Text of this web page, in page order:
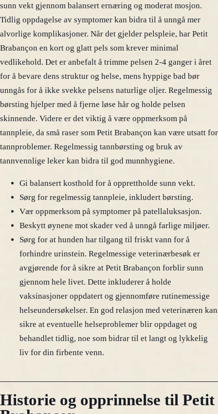
sunn vekt gjennom balansert ernæring og moderat mosjon.
Tidlig oppdagelse av symptomer kan bidra til å unngå mer
alvorlige komplikasjoner. Når det gjelder pelspleie, har Petit
Brabançon en kort og glatt pels som krever minimal
vedlikehold. Det er anbefalt å trimme pelsen 2-4 ganger i året
for å bevare dens struktur og helse, mens hyppige bad bør
unngås for å ikke svekke pelsens naturlige oljer. Regelmessig
børsting hjelper med å fjerne løse hår og holde pelsen
skinnende. Videre er det viktig å være oppmerksom på
tannpleie, da små raser som Petit Brabançon kan være utsatt for
tannproblemer. Regelmessig tannbørsting og bruk av
tannvennlige leker kan bidra til god munnhygiene.
Gi balansert kosthold for å opprettholde sunn vekt.
Sørg for regelmessig tannpleie, inkludert børsting.
Vær oppmerksom på symptomer på patellaluksasjon.
Beskytt øynene mot skader ved å unngå farlige miljøer.
Sørg for at hunden har tilgang til friskt vann for å
forhindre urinstein. Regelmessige veterinærbesøk er
avgjørende for å sikre at Petit Brabançon forblir sunn
gjennom hele livet. Dette inkluderer å holde
vaksinasjoner oppdatert og gjennomføre rutinemessige
helseundersøkelser. En god relasjon med veterinæren kan
sikre at eventuelle helseproblemer blir oppdaget og
behandlet tidlig, noe som bidrar til et langt og lykkelig
liv for din firbente venn.
Historie og opprinnelse til Petit